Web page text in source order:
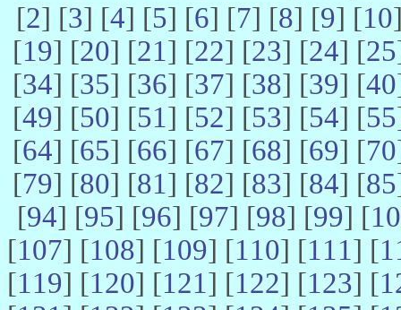
[2] [3] [4] [5] [6] [7] [8] [9] [10
[19] [20] [21] [22] [23] [24] [25
[34] [35] [36] [37] [38] [39] [40
[49] [50] [51] [52] [53] [54] [55
[64] [65] [66] [67] [68] [69] [70
[79] [80] [81] [82] [83] [84] [85
[94] [95] [96] [97] [98] [99] [
[107] [108] [109] [110] [111] [
[119] [120] [121] [122] [123] [